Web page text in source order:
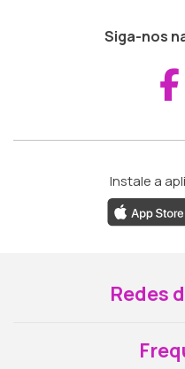
Siga-nos
Instale a
Redes